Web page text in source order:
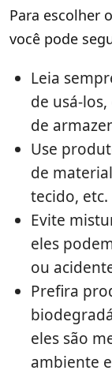
Para escolher
você pode
Leia
de usá-
de
Use
de
tecido, etc.
Evite
eles
ou
Prefira
eles são
ambiente